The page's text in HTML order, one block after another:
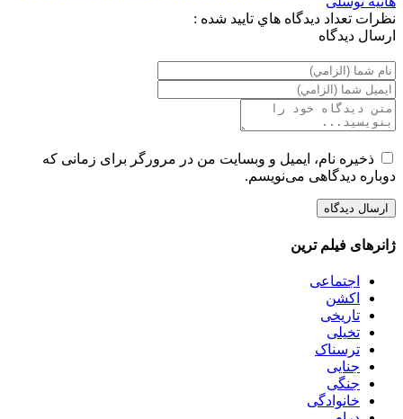
نظرات تعداد ديدگاه هاي تاييد شده :
ارسال ديدگاه
ذخیره نام، ایمیل و وبسایت من در مرورگر برای زمانی که
دوباره دیدگاهی می‌نویسم.
ژانرهای فیلم ترین
اجتماعی
اکشن
تاریخی
تخیلی
ترسناک
جنایی
جنگی
خانوادگی